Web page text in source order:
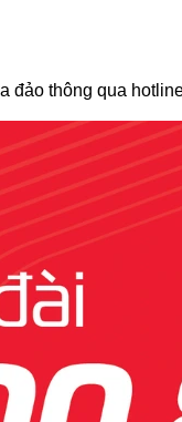
đảo thông qua